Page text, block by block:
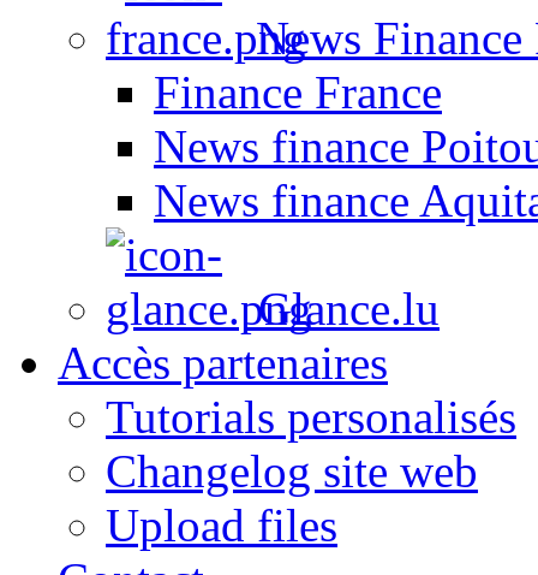
News Finance
Finance France
News finance
News finance
Glance.lu
Accès partenaires
Tutorials personalisés
Changelog site web
Upload files